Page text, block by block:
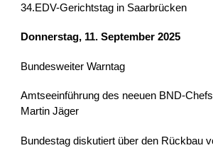
34.EDV-Gerichtstag in Saarbrücken
Donnerstag, 11. September 2025
Bundesweiter Warntag
Amtseeinführung des neeuen BND-
Martin Jäger
Bundestag diskutiert über den Rückbau